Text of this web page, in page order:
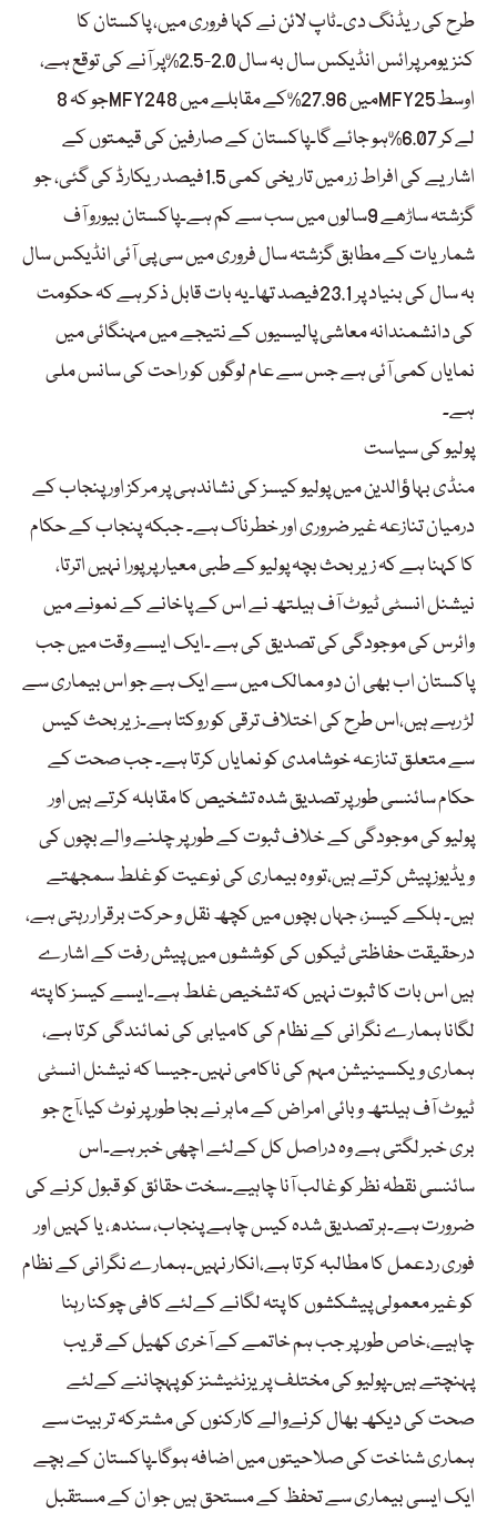
طرح کی ریڈنگ دی۔ٹاپ لائن نے کہا فروری میں، پاکستان کا
کنزیومر پرائس انڈیکس سال بہ سال 2.0-2.5%پر آنے کی توقع ہے،
جو کہ 8MFY24میں 27.96%کے مقابلے میں 8MFY25اوسط
لےکر 6.07%ہو جائے گا۔پاکستان کے صارفین کی قیمتوں کے
اشاریے کی افراط زر میں تاریخی کمی 1.5فیصد ریکارڈ کی گئی، جو
گزشتہ ساڑھے 9سالوں میں سب سے کم ہے۔پاکستان بیورو آف
شماریات کے مطابق گزشتہ سال فروری میں سی پی آئی انڈیکس سال
بہ سال کی بنیاد پر 23.1فیصد تھا۔یہ بات قابل ذکر ہے کہ حکومت
کی دانشمندانہ معاشی پالیسیوں کے نتیجے میں مہنگائی میں
نمایاں کمی آئی ہے جس سے عام لوگوں کو راحت کی سانس ملی
ہے۔
پولیو کی سیاست
منڈی بہاﺅالدین میں پولیو کیسز کی نشاندہی پر مرکز اور پنجاب کے
درمیان تنازعہ غیر ضروری اور خطرناک ہے۔ جبکہ پنجاب کے حکام
کا کہنا ہے کہ زیر بحث بچہ پولیو کے طبی معیار پر پورا نہیں اترتا،
نیشنل انسٹی ٹیوٹ آف ہیلتھ نے اس کے پاخانے کے نمونے میں
وائرس کی موجودگی کی تصدیق کی ہے ۔ایک ایسے وقت میں جب
پاکستان اب بھی ان دو ممالک میں سے ایک ہے جو اس بیماری سے
لڑ رہے ہیں،اس طرح کی اختلاف ترقی کو روکتا ہے۔زیربحث کیس
سے متعلق تنازعہ خوشامدی کو نمایاں کرتا ہے۔ جب صحت کے
حکام سائنسی طور پر تصدیق شدہ تشخیص کا مقابلہ کرتے ہیں اور
پولیو کی موجودگی کے خلاف ثبوت کے طور پر چلنے والے بچوں کی
ویڈیوز پیش کرتے ہیں،تو وہ بیماری کی نوعیت کو غلط سمجھتے
ہیں۔ ہلکے کیسز، جہاں بچوں میں کچھ نقل و حرکت برقرار رہتی ہے،
درحقیقت حفاظتی ٹیکوں کی کوششوں میں پیش رفت کے اشارے
ہیں اس بات کا ثبوت نہیں کہ تشخیص غلط ہے۔ایسے کیسز کا پتہ
لگانا ہمارے نگرانی کے نظام کی کامیابی کی نمائندگی کرتا ہے،
ہماری ویکسینیشن مہم کی ناکامی نہیں۔جیسا کہ نیشنل انسٹی
ٹیوٹ آف ہیلتھ وبائی امراض کے ماہر نے بجا طور پر نوٹ کیا،آج جو
بری خبر لگتی ہے وہ دراصل کل کےلئے اچھی خبر ہے۔اس
سائنسی نقطہ نظر کو غالب آنا چاہیے۔سخت حقائق کو قبول کرنے کی
ضرورت ہے۔ہر تصدیق شدہ کیس چاہے پنجاب، سندھ، یا کہیں اور
فوری ردعمل کا مطالبہ کرتا ہے،انکار نہیں۔ہمارے نگرانی کے نظام
کو غیر معمولی پیشکشوں کا پتہ لگانے کےلئے کافی چوکنا رہنا
چاہیے،خاص طور پر جب ہم خاتمے کے آخری کھیل کے قریب
پہنچتے ہیں۔پولیو کی مختلف پریزنٹیشنز کو پہچاننے کےلئے
صحت کی دیکھ بھال کرنےوالے کارکنوں کی مشترکہ تربیت سے
ہماری شناخت کی صلاحیتوں میں اضافہ ہوگا۔پاکستان کے بچے
ایک ایسی بیماری سے تحفظ کے مستحق ہیں جو ان کے مستقبل